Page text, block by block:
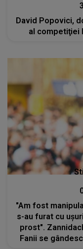
David Popovici,
al competiţiei
"Am fost
s-au furat cu
prost".
Fanii se